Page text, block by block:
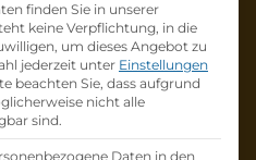
ist schonbesetzt
finden Sie in unserer
keine Verpflichtung, in die
um dieses Angebot zu
jederzeit unter Einstellungen
beachten Sie, dass aufgrund
nicht alle
sind.
Daten in den